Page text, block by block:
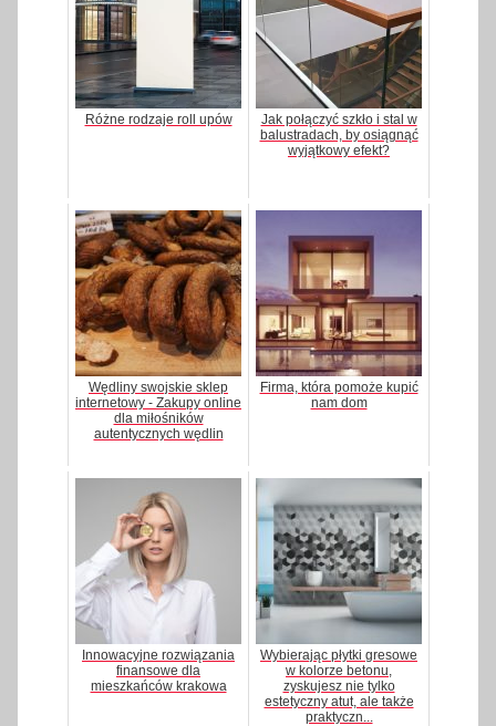
Różne rodzaje roll upów
Jak połączyć szkło i stal w
balustradach, by osiągnąć
wyjątkowy efekt?
Wędliny swojskie sklep
internetowy - Zakupy online
dla miłośników
autentycznych wędlin
Firma, która pomoże kupić
nam dom
Innowacyjne rozwiązania
finansowe dla
mieszkańców krakowa
Wybierając płytki gresowe
w kolorze betonu,
zyskujesz nie tylko
estetyczny atut, ale także
praktyczn...